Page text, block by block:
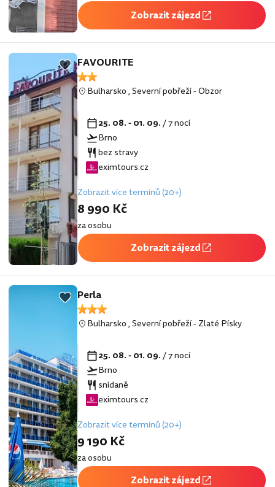
Zobrazit zájezd
FAVOURITE
Bulharsko,Severní pobřeží-Obzor
25. 08. - 01. 09./ 7 nocí
Brno
bez stravy
eximtours.cz
Zobrazit více termínů (20+)
8 990 Kč
za osobu
Zobrazit zájezd
Perla
Bulharsko,Severní pobřeží-Zlaté Písky
25. 08. - 01. 09./ 7 nocí
Brno
snídaně
eximtours.cz
Zobrazit více termínů (20+)
9 190 Kč
za osobu
Zobrazit zájezd